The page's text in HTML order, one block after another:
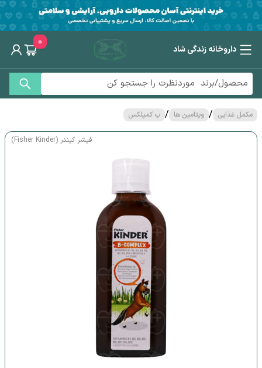
داروخانه زندگی شاد
0
مکمل غذایی / ویتامین ها / ب کمپلکس
فیشر کیندر (Fisher Kinder)